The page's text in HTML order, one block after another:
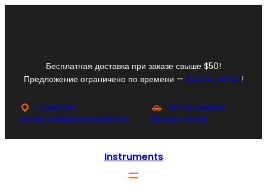
Бесплатная доставка при заказе свыше $50!
Предложение ограничено по времени — Купить сейчас!
Указатель
местонахождения магазина
Отслеживание
Вашего заказа
Instruments